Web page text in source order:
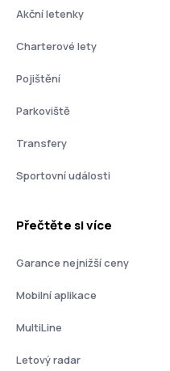
Akční letenky
Charterové lety
Pojištění
Parkoviště
Transfery
Sportovní události
Přečtěte si více
Garance nejnižší ceny
Mobilní aplikace
MultiLine
Letový radar